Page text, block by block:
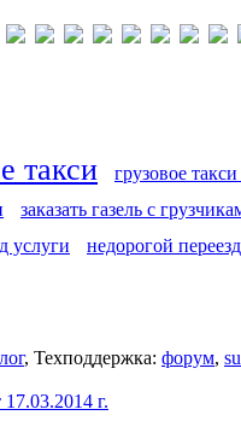
такси грузовое
заказать газель с
услуги недорогой переезд
, Техподдержка: форум,
г.